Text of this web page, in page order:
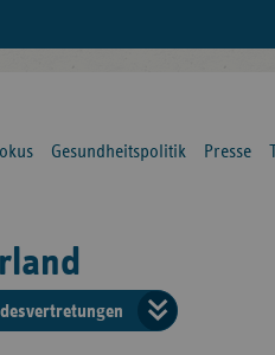
Gesundheitspolitik Presse